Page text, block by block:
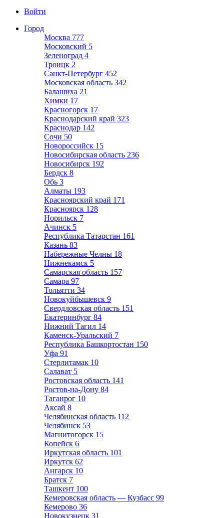
Войти
Город
Москва 777
Московский 5
Зеленоград 4
Троицк 2
Санкт-Петербург 452
Московская область 342
Балашиха 21
Химки 17
Красногорск 17
Краснодарский край 323
Краснодар 142
Сочи 50
Новороссийск 15
Новосибирская область 236
Новосибирск 192
Бердск 8
Обь 3
Алматы 193
Красноярский край 171
Красноярск 128
Норильск 7
Ачинск 5
Республика Татарстан 161
Казань 83
Набережные Челны 18
Нижнекамск 5
Самарская область 157
Самара 97
Тольятти 34
Новокуйбышевск 9
Свердловская область 151
Екатеринбург 84
Нижний Тагил 14
Каменск-Уральский 7
Республика Башкортостан 150
Уфа 91
Стерлитамак 10
Салават 5
Ростовская область 141
Ростов-на-Дону 84
Таганрог 10
Аксай 8
Челябинская область 112
Челябинск 53
Магнитогорск 15
Копейск 6
Иркутская область 101
Иркутск 62
Ангарск 10
Братск 7
Ташкент 100
Кемеровская область — Кузбасс 99
Кемерово 36
Новокузнецк 31